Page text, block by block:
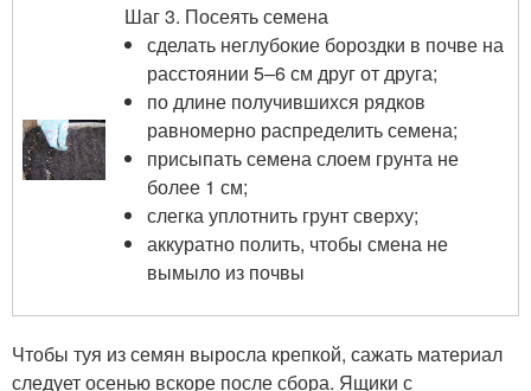
Шаг 3. Посеять семена
сделать неглубокие бороздки в почве на
расстоянии 5–6 см друг от друга;
по длине получившихся рядков
равномерно распределить семена;
присыпать семена слоем грунта не
более 1 см;
слегка уплотнить грунт сверху;
аккуратно полить, чтобы смена не
вымыло из почвы
Чтобы туя из семян выросла крепкой, сажать материал
следует осенью вскоре после сбора. Ящики с